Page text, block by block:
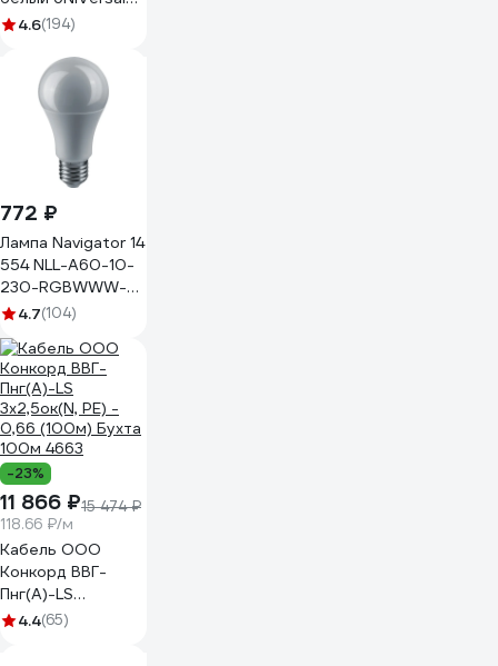
Олимп О0021
4.6(194)
772 ₽
Лампа Navigator 14
554 NLL-A60-10-
230-RGBWWW-
E27-WIFI 14554
4.7(104)
-23%
11 866 ₽15 474 ₽
118.66 ₽/м
Кабель ООО
Конкорд ВВГ-
Пнг(А)-LS
3x2,5ок(N, PE) -
4.4(65)